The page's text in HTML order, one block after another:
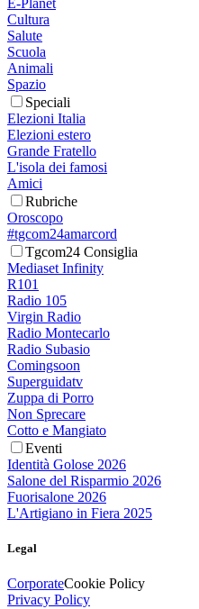
E-Planet
Cultura
Salute
Scuola
Animali
Spazio
Speciali
Elezioni Italia
Elezioni estero
Grande Fratello
L'isola dei famosi
Amici
Rubriche
Oroscopo
#tgcom24amarcord
Tgcom24 Consiglia
Mediaset Infinity
R101
Radio 105
Virgin Radio
Radio Montecarlo
Radio Subasio
Comingsoon
Superguidatv
Zuppa di Porro
Non Sprecare
Cotto e Mangiato
Eventi
Identità Golose 2026
Salone del Risparmio 2026
Fuorisalone 2026
L'Artigiano in Fiera 2025
Legal
CorporateCookie Policy
Privacy Policy